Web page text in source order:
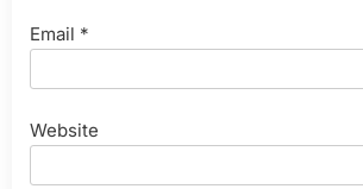
Email *
Website